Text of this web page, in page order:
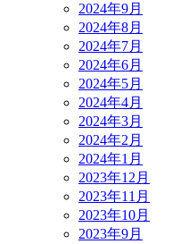
2024年9月
2024年8月
2024年7月
2024年6月
2024年5月
2024年4月
2024年3月
2024年2月
2024年1月
2023年12月
2023年11月
2023年10月
2023年9月